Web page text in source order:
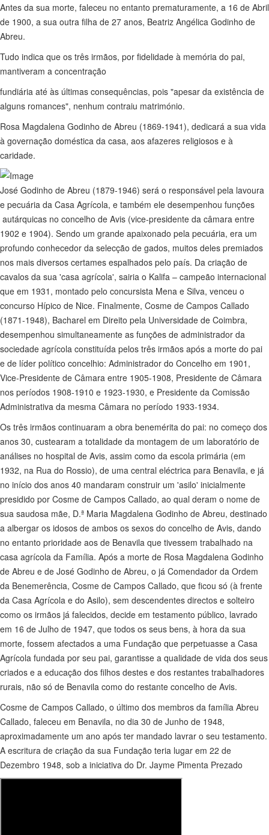
Antes da sua morte, faleceu no entanto prematuramente, a 16 de Abril
de 1900, a sua outra filha de 27 anos, Beatriz Angélica Godinho de
Abreu.
Tudo indica que os três irmãos, por fidelidade à memória do pai,
mantiveram a concentração
fundiária até às últimas consequências, pois "apesar da existência de
alguns romances", nenhum contraiu matrimónio.
Rosa Magdalena Godinho de Abreu (1869-1941), dedicará a sua vida
à governação doméstica da casa, aos afazeres religiosos e à
caridade.
José Godinho de Abreu (1879-1946) será o responsável pela lavoura
e pecuária da Casa Agrícola, e também ele desempenhou funções
autárquicas no concelho de Avis (vice-presidente da câmara entre
1902 e 1904). Sendo um grande apaixonado pela pecuária, era um
profundo conhecedor da selecção de gados, muitos deles premiados
nos mais diversos certames espalhados pelo país. Da criação de
cavalos da sua 'casa agrícola', sairia o Kalifa – campeão internacional
que em 1931, montado pelo concursista Mena e Silva, venceu o
concurso Hípico de Nice. Finalmente, Cosme de Campos Callado
(1871-1948), Bacharel em Direito pela Universidade de Coimbra,
desempenhou simultaneamente as funções de administrador da
sociedade agrícola constituída pelos três irmãos após a morte do pai
e de líder político concelhio: Administrador do Concelho em 1901,
Vice-Presidente de Câmara entre 1905-1908, Presidente de Câmara
nos períodos 1908-1910 e 1923-1930, e Presidente da Comissão
Administrativa da mesma Câmara no período 1933-1934.
Os três irmãos continuaram a obra benemérita do pai: no começo dos
anos 30, custearam a totalidade da montagem de um laboratório de
análises no hospital de Avis, assim como da escola primária (em
1932, na Rua do Rossio), de uma central eléctrica para Benavila, e já
no início dos anos 40 mandaram construir um 'asilo' inicialmente
presidido por Cosme de Campos Callado, ao qual deram o nome de
sua saudosa mãe, D.ª Maria Magdalena Godinho de Abreu, destinado
a albergar os idosos de ambos os sexos do concelho de Avis, dando
no entanto prioridade aos de Benavila que tivessem trabalhado na
casa agrícola da Família. Após a morte de Rosa Magdalena Godinho
de Abreu e de José Godinho de Abreu, o já Comendador da Ordem
da Benemerência, Cosme de Campos Callado, que ficou só (à frente
da Casa Agrícola e do Asilo), sem descendentes directos e solteiro
como os irmãos já falecidos, decide em testamento público, lavrado
em 16 de Julho de 1947, que todos os seus bens, à hora da sua
morte, fossem afectados a uma Fundação que perpetuasse a Casa
Agrícola fundada por seu pai, garantisse a qualidade de vida dos seus
criados e a educação dos filhos destes e dos restantes trabalhadores
rurais, não só de Benavila como do restante concelho de Avis.
Cosme de Campos Callado, o último dos membros da família Abreu
Callado, faleceu em Benavila, no dia 30 de Junho de 1948,
aproximadamente um ano após ter mandado lavrar o seu testamento.
A escritura de criação da sua Fundação teria lugar em 22 de
Dezembro 1948, sob a iniciativa do Dr. Jayme Pimenta Prezado